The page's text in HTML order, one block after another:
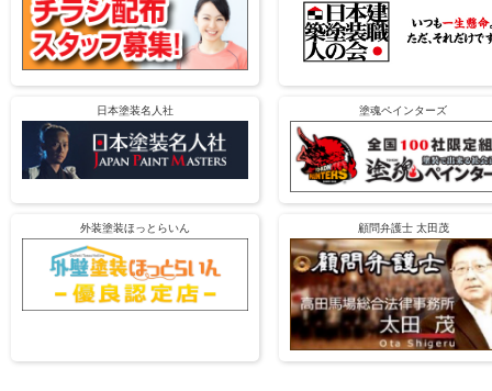
日本塗装名人社 塗魂ペインターズ
外装塗装ほっとらいん 顧問弁護士 太田茂